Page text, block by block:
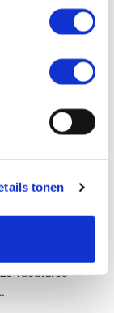
tonen
vacatures